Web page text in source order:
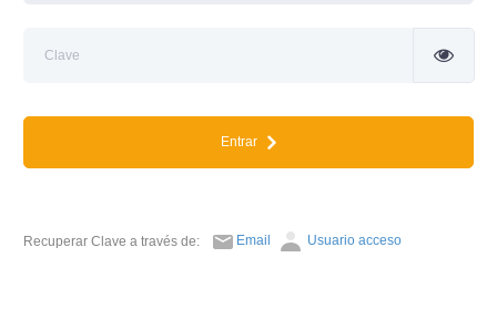
Entrar
Recuperar Clave a través de: Email Usuario acceso